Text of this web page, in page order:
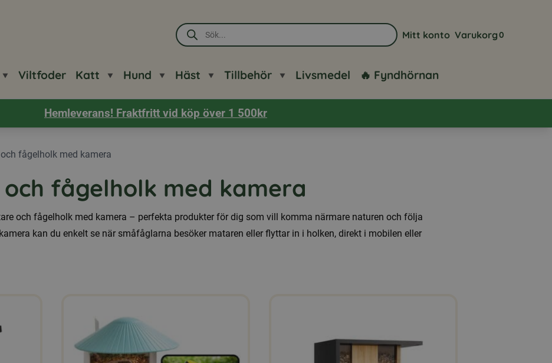
Produktsökning
Gå till sidan för mitt konto
Mitt konto
Visa din
Varukorg0
Viltfoder Katt Hund Häst Tillbehör Livsmedel 🔥 Fyndhörnan
Hemleverans! Fraktfritt vid köp över 1 500kr
fågelholk med kamera
fågelholk med kamera
och fågelholk med kamera – perfekta produkter för dig som vill komma närmare naturen och följa
kan du enkelt se när småfåglarna besöker mataren eller flyttar in i holken, direkt i mobilen eller